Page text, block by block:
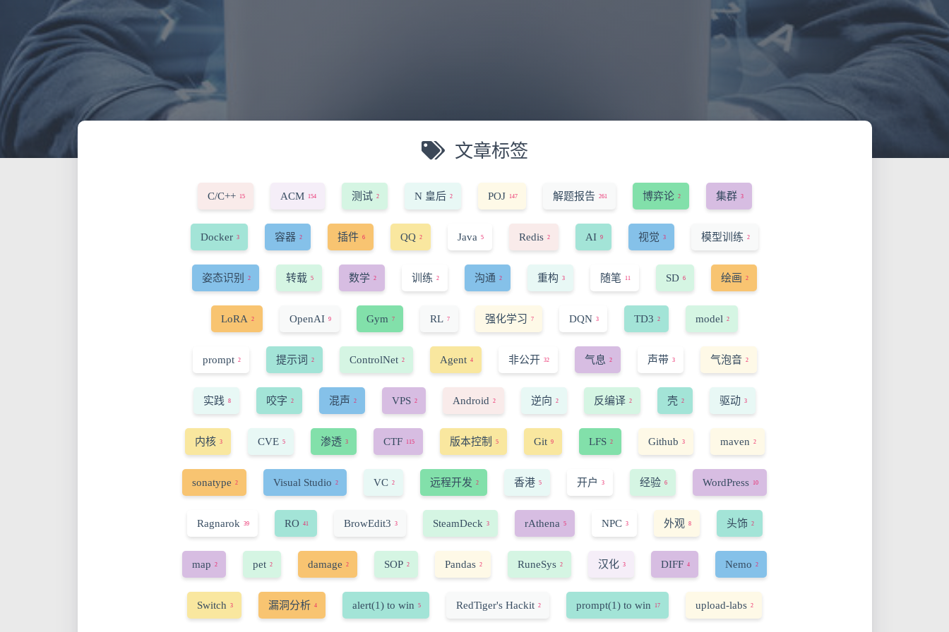
文章标签
C/C++ 15 ACM 154 测试 2 N 皇后 2 POJ 147 解题报告 261 博弈论 2 集群 3
Docker 3 容器 2 插件 6 QQ 2 Java 5 Redis 2 AI 9 视觉 3 模型训练 2
姿态识别 2 转载 5 数学 2 训练 2 沟通 2 重构 3 随笔 11 SD 6 绘画 2
LoRA 2 OpenAI 9 Gym 7 RL 7 强化学习 7 DQN 3 TD3 2 model 2
prompt 2 提示词 2 ControlNet 2 Agent 4 非公开 32 气息 2 声带 3 气泡音 2
实践 8 咬字 2 混声 2 VPS 2 Android 2 逆向 2 反编译 2 壳 2 驱动 3
内核 3 CVE 5 渗透 3 CTF 115 版本控制 5 Git 9 LFS 2 Github 3 maven 2
sonatype 2 Visual Studio 2 VC 2 远程开发 2 香港 5 开户 3 经验 6 WordPress 10
Ragnarok 39 RO 41 BrowEdit3 3 SteamDeck 3 rAthena 5 NPC 3 外观 8 头饰 2
map 2 pet 2 damage 2 SOP 2 Pandas 2 RuneSys 2 汉化 3 DIFF 4 Nemo 2
Switch 3 漏洞分析 4 alert(1) to win 5 RedTiger's Hackit 2 prompt(1) to win 17 upload-labs 2